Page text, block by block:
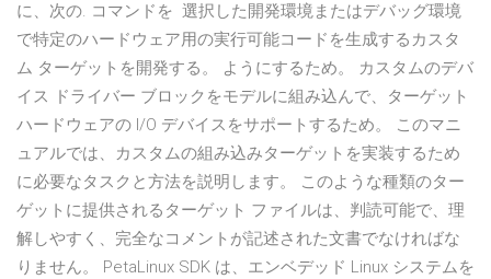
に、次の. コマンドを 選択した開発環境またはデバッグ環境
で特定のハードウェア用の実行可能コードを生成するカスタ
ム ターゲットを開発する。 ようにするため。 カスタムのデバ
イス ドライバー ブロックをモデルに組み込んで、ターゲット
ハードウェアの I/O デバイスをサポートするため。 このマニ
ュアルでは、カスタムの組み込みターゲットを実装するため
に必要なタスクと方法を説明します。 このような種類のター
ゲットに提供されるターゲット ファイルは、判読可能で、理
解しやすく、完全なコメントが記述された文書でなければな
りません。 PetaLinux SDK は、エンベデッド Linux システムを